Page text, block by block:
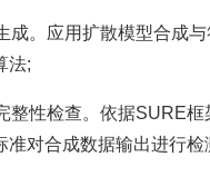
成。应用扩散模型合成
法;
整性检查。依据SURE框
准对合成数据输出进行检